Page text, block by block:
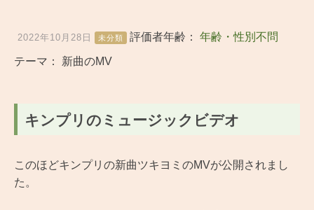
2022年10月28日 未分類 評価者年齢： 年齢・性別不問
テーマ： 新曲のMV
キンプリのミュージックビデオ
このほどキンプリの新曲ツキヨミのMVが公開されまし
た。